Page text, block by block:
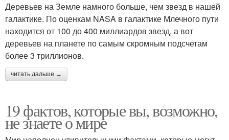
Деревьев на Земле намного больше, чем звезд в нашей
галактике. По оценкам NASA в галактике Млечного пути
находится от 100 до 400 миллиардов звезд, а вот
деревьев на планете по самым скромным подсчетам
более 3 триллионов.
читать дальше →
19 фактов, которые вы, возможно,
не знаете о мире